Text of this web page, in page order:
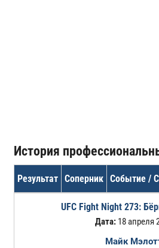
История
Результат Соперник Событие /
UFC Fight Night 273:
Дата:18 апреля
Майк